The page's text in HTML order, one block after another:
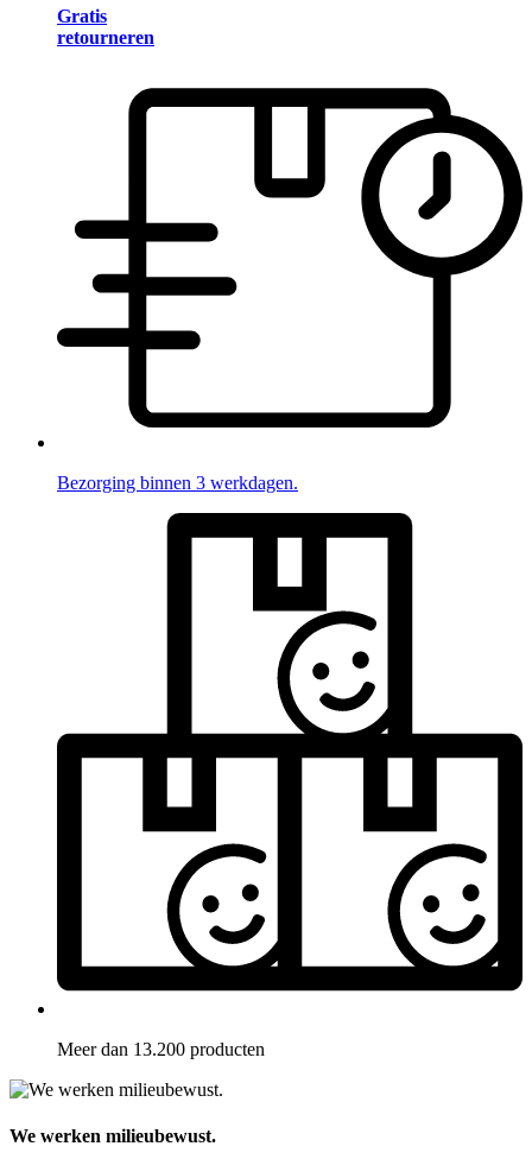
Gratis
retourneren
Bezorging binnen 3 werkdagen.
Meer dan 13.200 producten
We werken milieubewust.